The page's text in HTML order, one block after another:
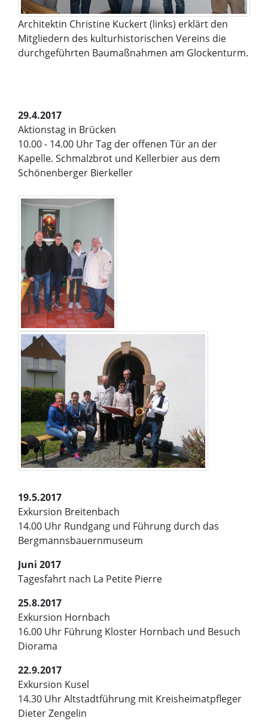
Architektin Christine Kuckert (links) erklärt den
Mitgliedern des kulturhistorischen Vereins die
durchgeführten Baumaßnahmen am Glockenturm.
29.4.2017
Aktionstag in Brücken
10.00 - 14.00 Uhr Tag der offenen Tür an der
Kapelle. Schmalzbrot und Kellerbier aus dem
Schönenberger Bierkeller
19.5.2017
Exkursion Breitenbach
14.00 Uhr Rundgang und Führung durch das
Bergmannsbauernmuseum
Juni 2017
Tagesfahrt nach La Petite Pierre
25.8.2017
Exkursion Hornbach
16.00 Uhr Führung Kloster Hornbach und Besuch
Diorama
22.9.2017
Exkursion Kusel
14.30 Uhr Altstadtführung mit Kreisheimatpfleger
Dieter Zengelin